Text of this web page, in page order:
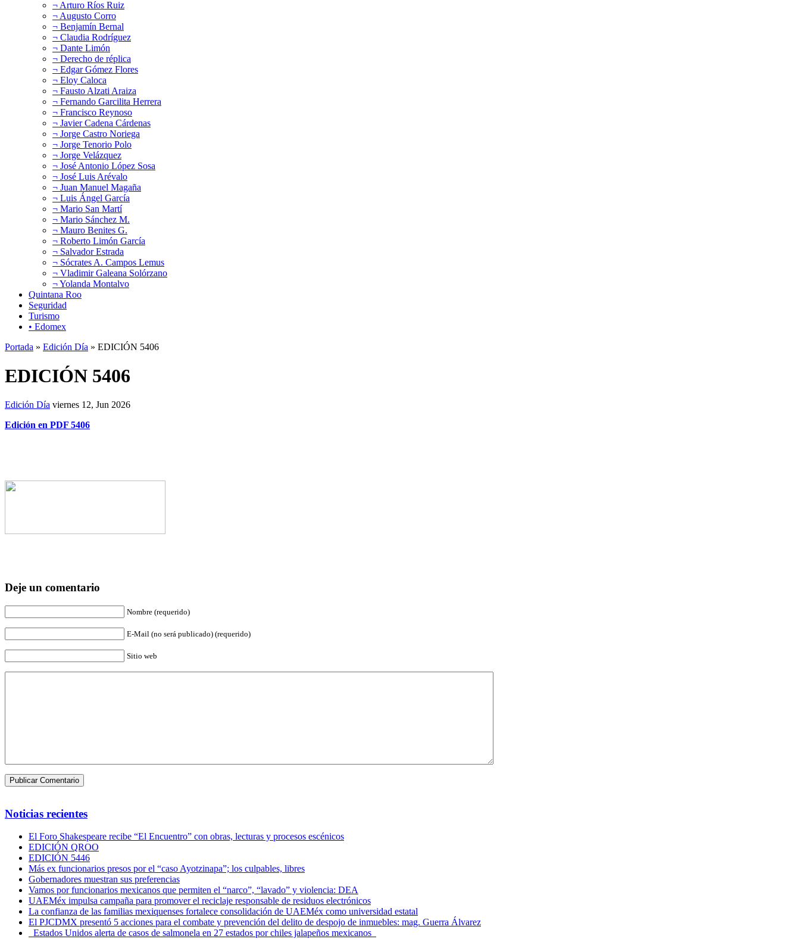
¬ Arturo Ríos Ruiz
¬ Augusto Corro
¬ Benjamín Bernal
¬ Claudia Rodríguez
¬ Dante Limón
¬ Derecho de réplica
¬ Edgar Gómez Flores
¬ Eloy Caloca
¬ Fausto Alzati Araiza
¬ Fernando Garcilita Herrera
¬ Francisco Reynoso
¬ Javier Cadena Cárdenas
¬ Jorge Castro Noriega
¬ Jorge Tenorio Polo
¬ Jorge Velázquez
¬ José Antonio López Sosa
¬ José Luis Arévalo
¬ Juan Manuel Magaña
¬ Luis Ángel García
¬ Mario San Martí
¬ Mario Sánchez M.
¬ Mauro Benites G.
¬ Roberto Limón García
¬ Salvador Estrada
¬ Sócrates A. Campos Lemus
¬ Vladimir Galeana Solórzano
¬ Yolanda Montalvo
Quintana Roo
Seguridad
Turismo
• Edomex
Portada » Edición Día » EDICIÓN 5406
EDICIÓN 5406
Edición Día viernes 12, Jun 2026
Edición en PDF 5406
Deje un comentario
Nombre (requerido)
E-Mail (no será publicado) (requerido)
Sitio web
Noticias recientes
El Foro Shakespeare recibe “El Encuentro” con obras, lecturas y procesos escénicos
EDICIÓN QROO
EDICIÓN 5446
Más ex funcionarios presos por el “caso Ayotzinapa”; los culpables, libres
Gobernadores muestran sus preferencias
Vamos por funcionarios mexicanos que permiten el “narco”, “lavado” y violencia: DEA
UAEMéx impulsa campaña para promover el reciclaje responsable de residuos electrónicos
La confianza de las familias mexiquenses fortalece consolidación de UAEMéx como universidad estatal
El PJCDMX presentó 5 acciones para el combate y prevención del delito de despojo de inmuebles: mag. Guerra Álvarez
Estados Unidos alerta de casos de salmonela en 27 estados por chiles jalapeños mexicanos